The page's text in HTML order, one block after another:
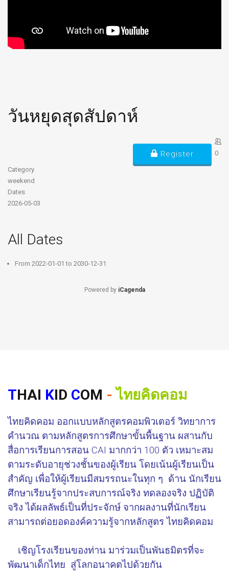
วันหยุดสุดสัปดาห์
Register 0
Category
weekend
Dates
2026-05-03
All Dates
From 2022-01-01 to 2030-12-31
Powered by iCagenda
THAI KID COM - ไทยคิดคอม
ไทยคิดคอม ออกแบบหลักสูตรคอมพิวเตอร์ วิทยาการ
คำนวณ ตามหลักสูตรการศึกษาขั้นพื้นฐาน ผสานกับ
สื่อการเรียนการสอน CAI มากกว่า 100 ตัว เหมาะสม
ตามระดับอายุช่วงชั้นของผู้เรียน โดยเน้นผู้เรียนเป็น
สำคัญ เพื่อให้ผู้เรียนมีสมรรถนะในทุก ๆ ด้าน นักเรียน
ศึกษาเรียนรู้จากประสบการณ์จริง ทดลองจริง ปฏิบัติ
จริง ได้ผลลัพธ์เป็นที่ประจักษ์ จากผลงานที่นักเรียน
สามารถต่อยอดองค์ความรู้จากหลักสูตร ไทยคิดคอม
เชิญโรงเรียนของท่าน มาร่วมเป็นพันธมิตรที่จะ
พัฒนาเด็กไทย สู่โลกอนาคตไปด้วยกัน